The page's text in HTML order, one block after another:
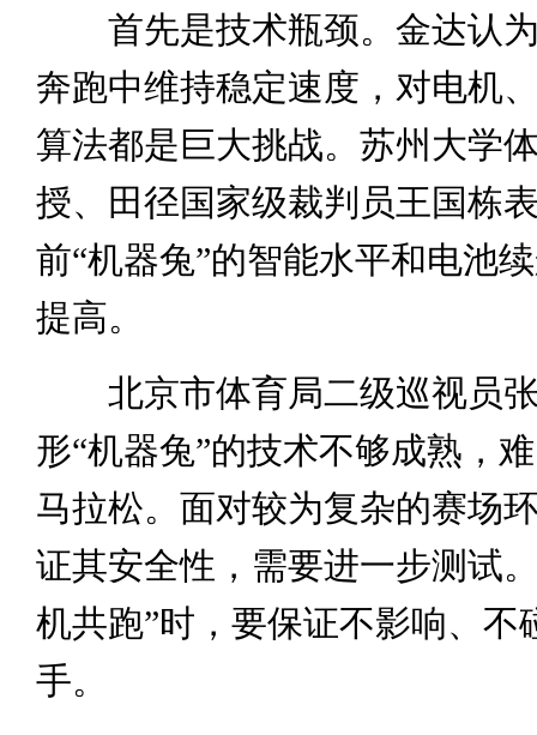
首先是技术瓶颈。金达认为
奔跑中维持稳定速度，对电机
算法都是巨大挑战。苏州大学
授、田径国家级裁判员王国栋
前“机器兔”的智能水平和电池
提高。
北京市体育局二级巡视员张
形“机器兔”的技术不够成熟，
马拉松。面对较为复杂的赛场
证其安全性，需要进一步测试
机共跑”时，要保证不影响、不
手。